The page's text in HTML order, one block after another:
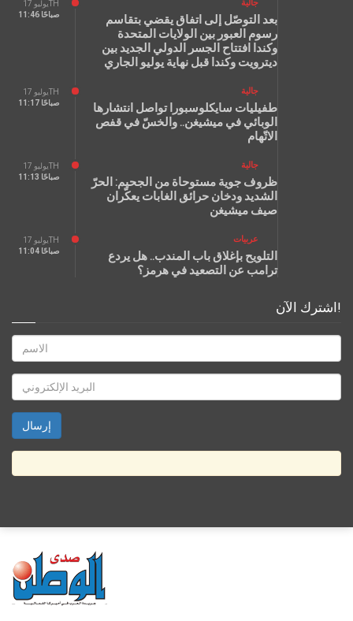
يوليو 17TH
11:46 صباحًا
جالية
بعد التوصّل إلى اتفاق يقضي بتقاسم
رسوم العبور بين الولايات المتحدة
وكندا افتتاح الجسر الدولي الجديد بين
ديترويت وكندا قبل نهاية يوليو الجاري
يوليو 17TH
11:17 صباحًا
جالية
طفيليات سايكلوسبورا تواصل انتشارها
الوبائي في ميشيغن.. والخسّ في قفص
الاتّهام
يوليو 17TH
11:13 صباحًا
جالية
ظروف جوية مستوحاة من الجحيم: الحرّ
الشديد ودخان حرائق الغابات يعكّران
صيف ميشيغن
يوليو 17TH
11:04 صباحًا
عربيات
التلويح بإغلاق باب المندب.. هل يردع
ترامب عن التصعيد في هرمز؟
اشترك الآن!